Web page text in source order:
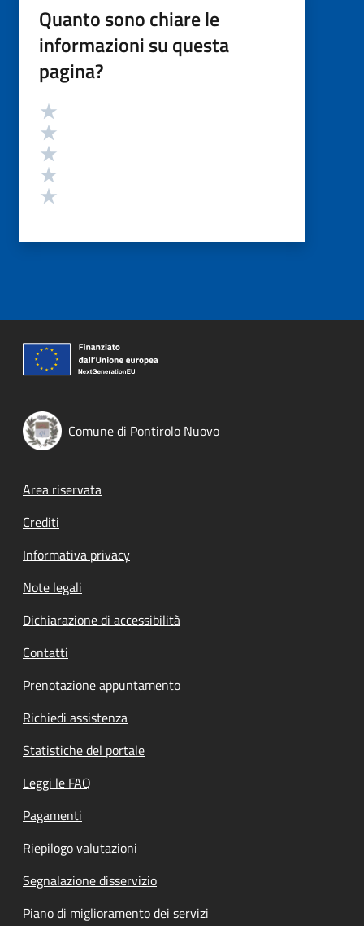
Quanto sono chiare le
informazioni su questa
pagina?
Valutazione
Comune di Pontirolo Nuovo
Footer menu
Area riservata
Crediti
Informativa privacy
Note legali
Dichiarazione di accessibilità
Contatti
Prenotazione appuntamento
Richiedi assistenza
Statistiche del portale
Leggi le FAQ
Pagamenti
Riepilogo valutazioni
Segnalazione disservizio
Piano di miglioramento dei servizi